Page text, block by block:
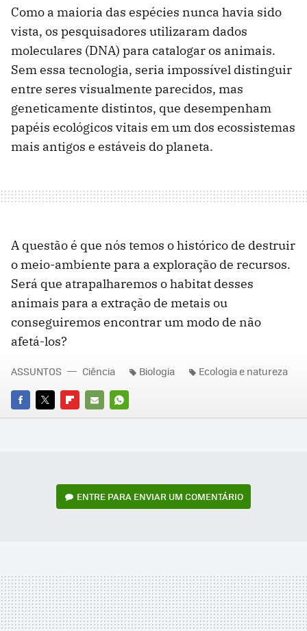
Como a maioria das espécies nunca havia sido
vista, os pesquisadores utilizaram dados
moleculares (DNA) para catalogar os animais.
Sem essa tecnologia, seria impossível distinguir
entre seres visualmente parecidos, mas
geneticamente distintos, que desempenham
papéis ecológicos vitais em um dos ecossistemas
mais antigos e estáveis do planeta.
A questão é que nós temos o histórico de destruir
o meio-ambiente para a exploração de recursos.
Será que atrapalharemos o habitat desses
animais para a extração de metais ou
conseguiremos encontrar um modo de não
afetá-los?
FACEBOOK
TWITTERFLIPBOARD
E-
WHATSAPP
ASSUNTOS Ciência Biologia Ecologia e natureza
ENTRE PARA ENVIAR UM COMENTÁRIO